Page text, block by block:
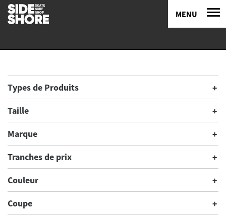
MENU
Types de Produits
Taille
Marque
Tranches de prix
Couleur
Coupe